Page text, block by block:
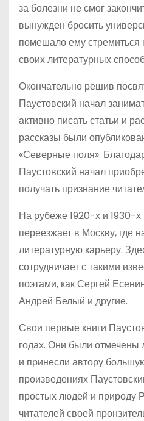
за болезни не смог
вынужден бросить
помешало ему стремиться
своих литературных
Окончательно решив
Паустовский начал
активно писать статьи и
рассказы были
«Северные поля».
Паустовский начал
получать признание
На рубеже 1920-х и 1930-х
переезжает в Москву, где
литературную карьеру.
сотрудничает с такими
поэтами, как Сергей
Андрей Белый и другие.
Свои первые книги
годах. Они были отмечены
и принесли автору
произведениях
простых людей и природу
читателей своей